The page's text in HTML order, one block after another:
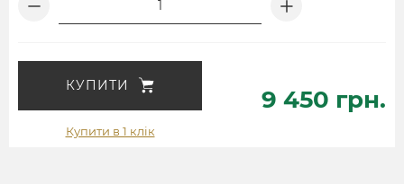
КУПИТИ
Купити в 1 клік
9 450 грн.